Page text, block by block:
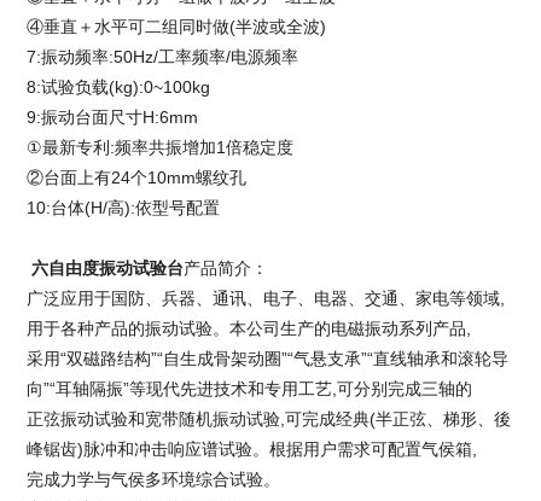
④垂直＋水平可二组同时做(半波或全波)
7:振动频率:50Hz/工率频率/电源频率
8:试验负载(kg):0~100kg
9:振动台面尺寸H:6mm
①最新专利:频率共振增加1倍稳定度
②台面上有24个10mm螺纹孔
10:台体(H/高):依型号配置
六自由度振动试验台产品简介：
广泛应用于国防、兵器、通讯、电子、电器、交通、家电等领域,
用于各种产品的振动试验。本公司生产的电磁振动系列产品,
采用“双磁路结构”“自生成骨架动圈”“气悬支承”“直线轴承和滚轮导
向”“耳轴隔振”等现代先进技术和专用工艺,可分别完成三轴的
正弦振动试验和宽带随机振动试验,可完成经典(半正弦、梯形、後
峰锯齿)脉冲和冲击响应谱试验。根据用户需求可配置气侯箱,
完成力学与气侯多环境综合试验。